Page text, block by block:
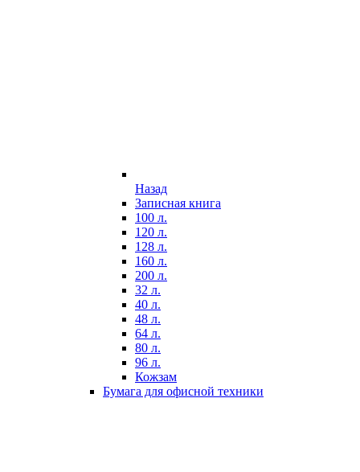
Назад
Записная книга
100 л.
120 л.
128 л.
160 л.
200 л.
32 л.
40 л.
48 л.
64 л.
80 л.
96 л.
Кожзам
Бумага для офисной техники